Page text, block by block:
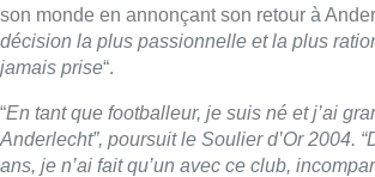
son monde en annonçant son retour à
décision la plus passionnelle et la plus
jamais prise“.
“En tant que footballeur, je suis né et j’ai
Anderlecht”, poursuit le Soulier d’Or 2004.
ans, je n’ai fait qu’un avec ce club,